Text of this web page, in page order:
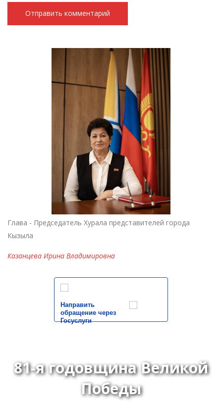
Глава - Председатель Хурала представителей города
Кызыла
Казанцева Ирина Владимировна
Направить
обращение через
Госуслуги
81-я годовщина Великой
Победы